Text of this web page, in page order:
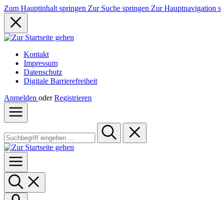
Zum Hauptinhalt springen Zur Suche springen Zur Hauptnavigation
Kontakt
Impressum
Datenschutz
Digitale Barrierefreiheit
Anmelden oder Registrieren